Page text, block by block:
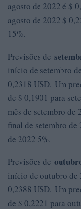
agosto de 2022 é $
agosto de 2022 $
15%.
Previsões de
início de setembro
0,2318 USD. Um
de $ 0,1901 para
mês de setembro
final de setembro de
de 2022 5%.
Previsões de
início de outubro de
0,2388 USD. Um
de $ 0,2221 para